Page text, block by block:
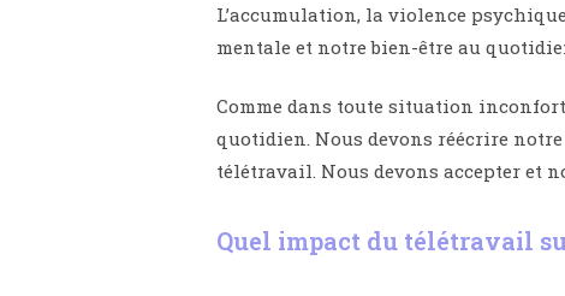
L’accumulation, la violence
mentale et notre bien-être au
Comme dans toute situation
quotidien. Nous devons réécrire
télétravail. Nous devons accepter et
Quel impact du télétravail